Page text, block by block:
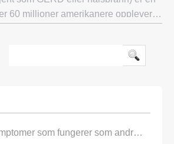
60 millioner amerikanere opplever
Acid Reflux Symptomer som fungerer som andre Symptoms